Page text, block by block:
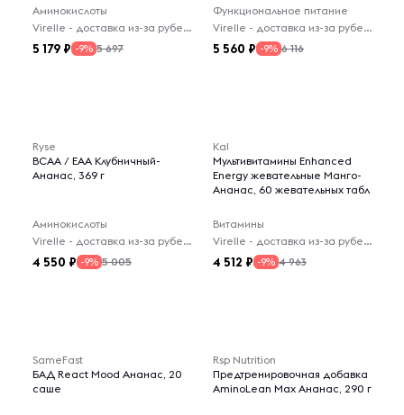
Аминокислоты
Virelle - доставка из-за рубежа
5 179 -9% 5 697
Функциональное питание
Virelle - доставка из-за рубежа
5 560 -9% 6 116
Ryse
BCAA / EAA Клубничный-
Ананас, 369 г
Аминокислоты
Virelle - доставка из-за рубежа
4 550 -9% 5 005
Kal
Мультивитамины Enhanced
Energy жевательные Манго-
Ананас, 60 жевательных табл
Витамины
Virelle - доставка из-за рубежа
4 512 -9% 4 963
SameFast
БАД React Mood Ананас, 20
саше
Rsp Nutrition
Предтренировочная добавка
AminoLean Max Ананас, 290 г